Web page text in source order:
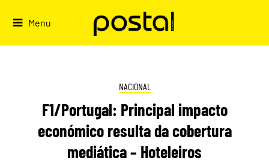
Menu
NACIONAL
F1/Portugal: Principal impacto
económico resulta da cobertura
mediática – Hoteleiros